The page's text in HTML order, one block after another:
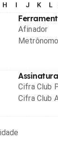
H I J K L
Afinador
Metrônomo
Cifra Club
Cifra Club